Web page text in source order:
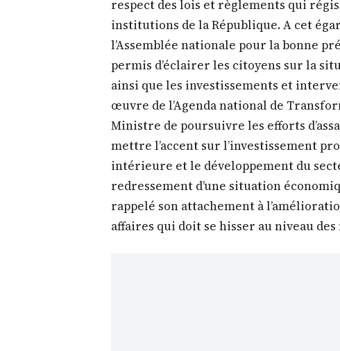
redressement d’une situation
rappelé son attachement à
affaires qui doit se hisser au niveau